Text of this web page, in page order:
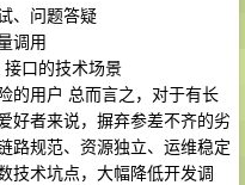
、问题答疑
调用
口的技术场景
的用户 总而言之，对于有长
好者来说，摒弃参差不齐的劣
路规范、资源独立、运维稳定
技术坑点，大幅降低开发调